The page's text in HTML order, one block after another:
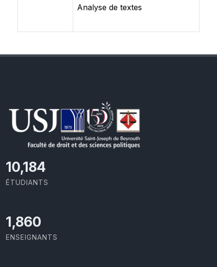
Analyse de textes
10,801
ÉTUDIANTS
2,029
ENSEIGNANTS